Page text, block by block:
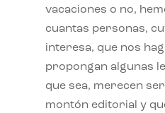
vacaciones o no,
cuantas personas,
interesa, que nos
propongan algunas
que sea, merecen
montón editorial y